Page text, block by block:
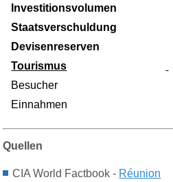
Investitionsvolumen
Staatsverschuldung
Devisenreserven
Tourismus
Besucher
Einnahmen
Quellen
CIA World Factbook - Réunion